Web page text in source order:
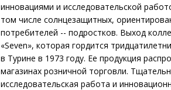
инновациями и исследовательской
том числе солнцезащитных,
потребителей -- подростков. Выход
«Seven», которая гордится
в Турине в 1973 году. Ее продукция
магазинах розничной торговли.
исследовательская работа и